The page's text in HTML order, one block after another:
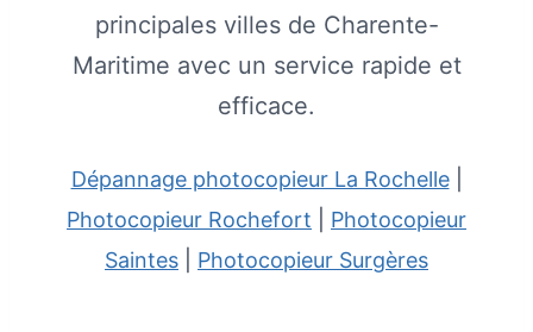
principales villes de Charente-
Maritime avec un service rapide et
efficace.
Dépannage photocopieur La Rochelle|
Photocopieur Rochefort
Photocopieur
Saintes
Photocopieur Surgères